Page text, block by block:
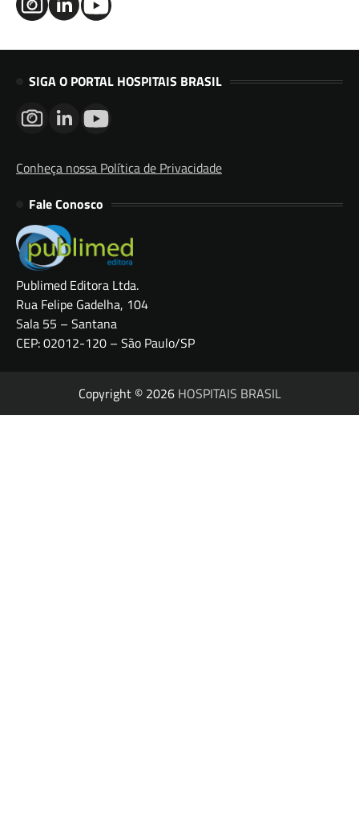
SIGA O PORTAL HOSPITAIS BRASIL
Conheça nossa Política de Privacidade
Fale Conosco
Publimed Editora Ltda.
Rua Felipe Gadelha, 104
Sala 55 – Santana
CEP: 02012-120 – São Paulo/SP
Copyright © 2026 HOSPITAIS BRASIL